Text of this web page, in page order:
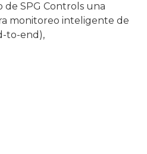
SPG Controls una
monitoreo inteligente de
to-end),